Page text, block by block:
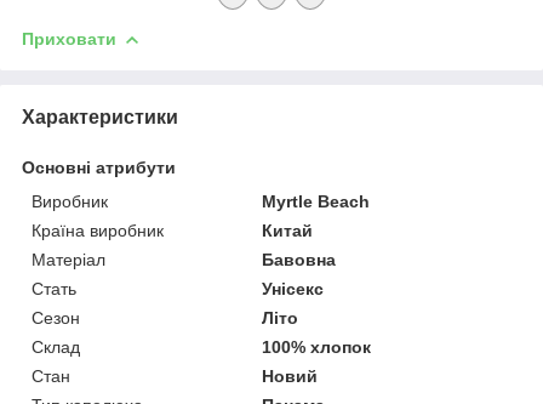
Приховати
Характеристики
Основні атрибути
Виробник
Myrtle Beach
Країна виробник
Китай
Матеріал
Бавовна
Стать
Унісекс
Сезон
Літо
Склад
100% хлопок
Стан
Новий